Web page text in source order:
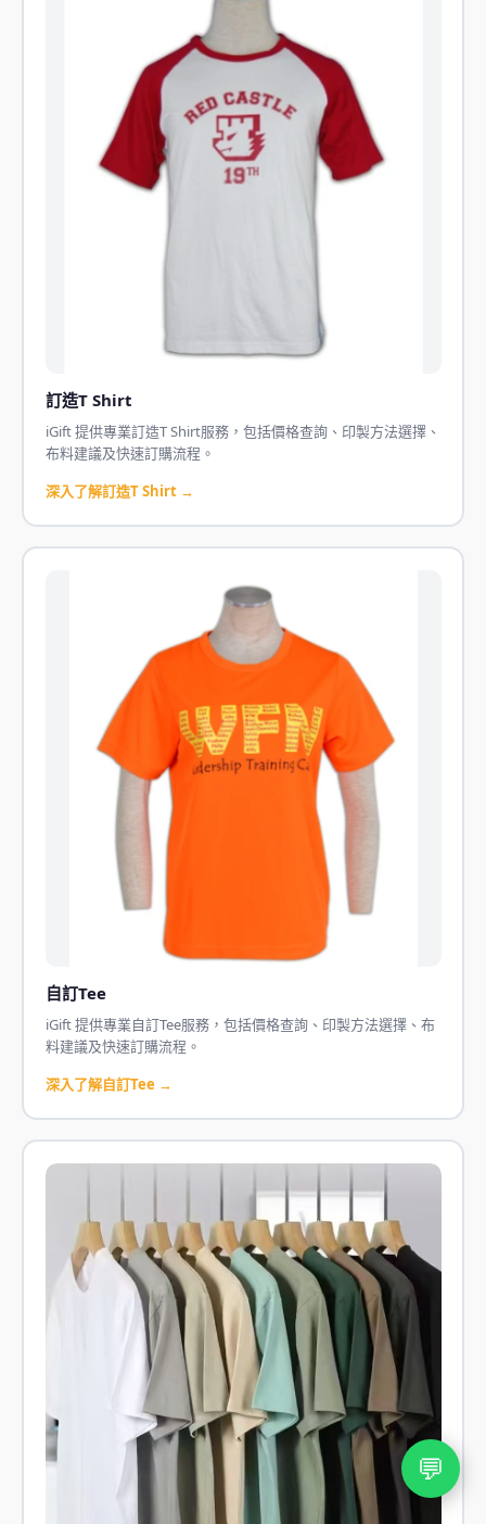
訂造T Shirt
iGift 提供專業訂造T Shirt服務，包括價格查詢、印製方法選擇、
布料建議及快速訂購流程。
深入了解訂造T Shirt →
自訂Tee
iGift 提供專業自訂Tee服務，包括價格查詢、印製方法選擇、布
料建議及快速訂購流程。
深入了解自訂Tee →
💬